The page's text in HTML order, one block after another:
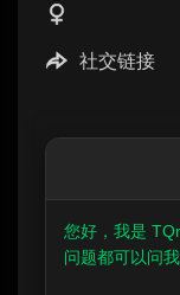
社交链接